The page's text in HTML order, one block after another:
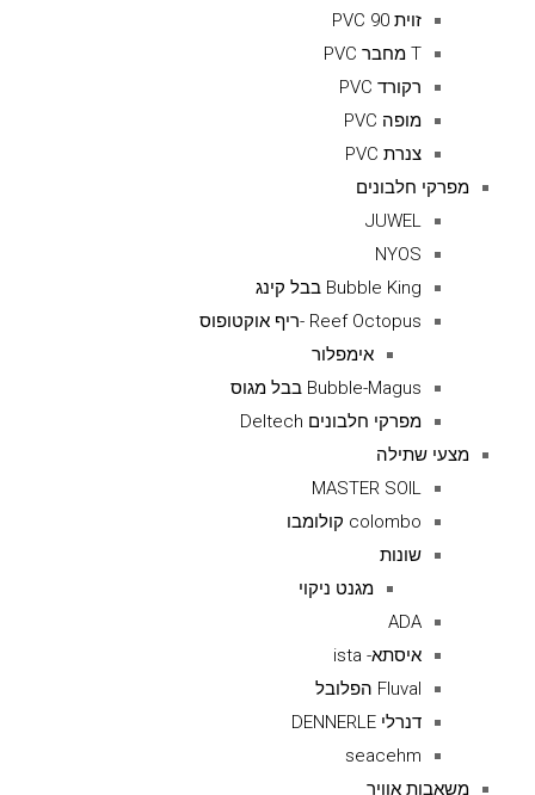
זוית 90 PVC
T מחבר PVC
רקורד PVC
מופה PVC
צנרת PVC
מפרקי חלבונים
JUWEL
NYOS
Bubble King בבל קינג
Reef Octopus -ריף אוקטופוס
אימפלור
Bubble-Magus בבל מגוס
מפרקי חלבונים Deltech
מצעי שתילה
MASTER SOIL
colombo קולומבו
שונות
מגנט ניקוי
ADA
איסתא- ista
Fluval הפלובל
דנרלי DENNERLE
seacehm
משאבות אוויר